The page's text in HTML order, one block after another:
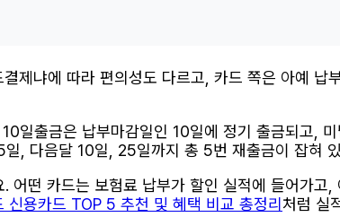
제냐에 따라 편의성도 다르고, 카드 쪽은 아예 납
일출금은 납부마감일인 10일에 정기 출금되고,
, 다음달 10일, 25일까지 총 5번 재출금이 잡혀
떤 카드는 보험료 납부가 할인 실적에 들어가고,
신용카드 TOP 5 추천 및 혜택 비교 총정리 처럼 실